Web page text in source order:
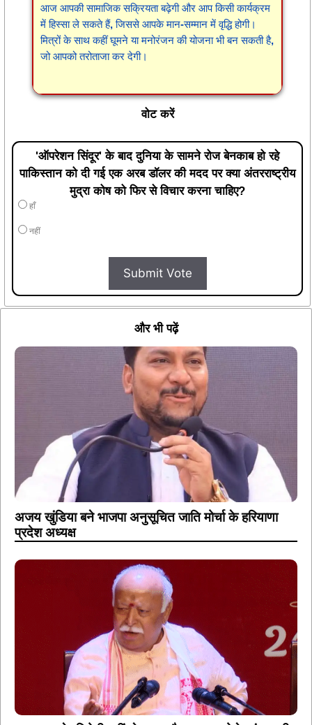
आज आपकी सामाजिक सक्रियता बढ़ेगी और आप किसी कार्यक्रम
में हिस्सा ले सकते हैं, जिससे आपके मान-सम्मान में वृद्धि होगी।
मित्रों के साथ कहीं घूमने या मनोरंजन की योजना भी बन सकती है,
जो आपको तरोताजा कर देगी।
वोट करें
'ऑपरेशन सिंदूर' के बाद दुनिया के सामने रोज बेनकाब हो रहे
पाकिस्तान को दी गई एक अरब डॉलर की मदद पर क्या अंतरराष्ट्रीय
मुद्रा कोष को फिर से विचार करना चाहिए?
हाँ
नहीं
Submit Vote
और भी पढ़ें
अजय खुंडिया बने भाजपा अनुसूचित जाति मोर्चा के हरियाणा
प्रदेश अध्यक्ष